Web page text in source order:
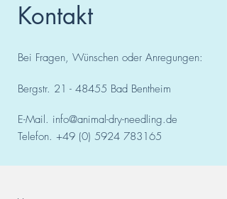
Kontakt
Bei Fragen, Wünschen oder Anregungen:
Bergstr. 21 - 48455 Bad Bentheim
E-Mail. info@animal-dry-needling.de
Telefon. +49 (0) 5924 783165